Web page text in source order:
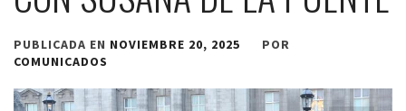
PUBLICADA EN NOVIEMBRE 20, 2025
POR
COMUNICADOS